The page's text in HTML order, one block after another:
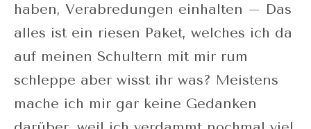
haben, Verabredungen einhalten – Das
alles ist ein riesen Paket, welches ich da
auf meinen Schultern mit mir rum
schleppe aber wisst ihr was? Meistens
mache ich mir gar keine Gedanken